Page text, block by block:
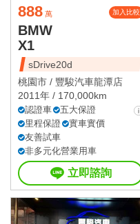
888 萬 加入比較
BMW
X1
sDrive20d
桃園市 / 豐駿汽車龍潭店
2011年 / 170,000km
認證車
五大保證
里程保證
實車實價
友善試車
非多元化營業用車
立即諮詢